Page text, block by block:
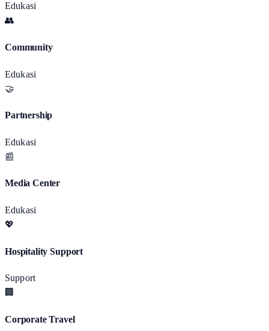
Edukasi
👥
Community
Edukasi
🤝
Partnership
Edukasi
📰
Media Center
Edukasi
💖
Hospitality Support
Support
🏢
Corporate Travel